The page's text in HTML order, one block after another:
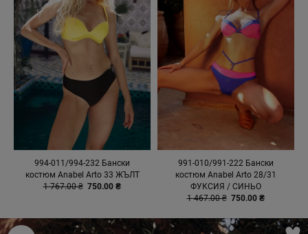
994-011/994-232 Бански
костюм Anabel Arto 33 ЖЪЛТ
1 767.00 ₴ 750.00 ₴
991-010/991-222 Бански
костюм Anabel Arto 28/31
ФУКСИЯ / СИНЬО
1 467.00 ₴ 750.00 ₴